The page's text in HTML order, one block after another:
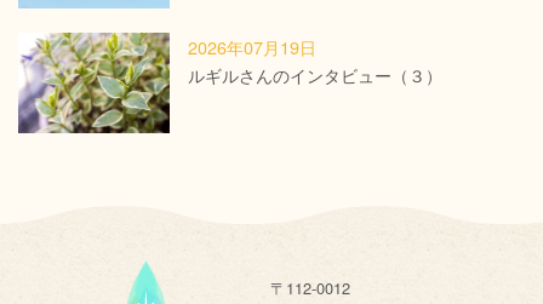
2026年07月19日
ルギルさんのインタビュー（３）
〒112-0012